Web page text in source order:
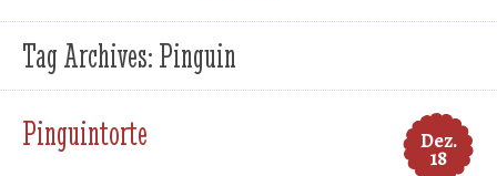
Tag Archives:Pinguin
Dez.
18
Pinguintorte